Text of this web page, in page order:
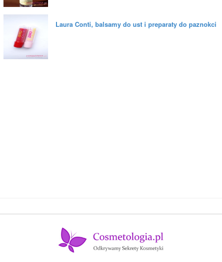
Laura Conti, balsamy do ust i preparaty do paznokci